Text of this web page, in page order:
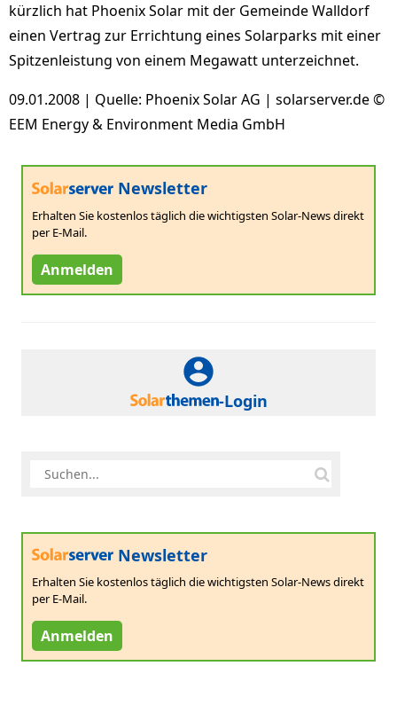
kürzlich hat Phoenix Solar mit der Gemeinde Walldorf
einen Vertrag zur Errichtung eines Solarparks mit einer
Spitzenleistung von einem Megawatt unterzeichnet.
09.01.2008 | Quelle: Phoenix Solar AG | solarserver.de ©
EEM Energy & Environment Media GmbH
Newsletter
Erhalten Sie kostenlos täglich die wichtigsten Solar-News direkt
per E-Mail.
Anmelden
-Login
Newsletter
Erhalten Sie kostenlos täglich die wichtigsten Solar-News direkt
per E-Mail.
Anmelden